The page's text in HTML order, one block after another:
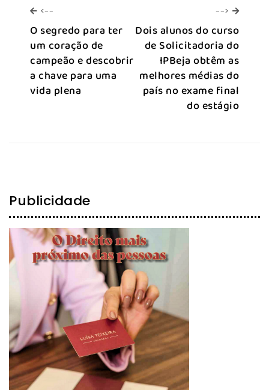
<--
O segredo para ter
um coração de
campeão e descobrir
a chave para uma
vida plena
--> -->
Dois alunos do curso
de Solicitadoria do
IPBeja obtêm as
melhores médias do
país no exame final
do estágio
Publicidade